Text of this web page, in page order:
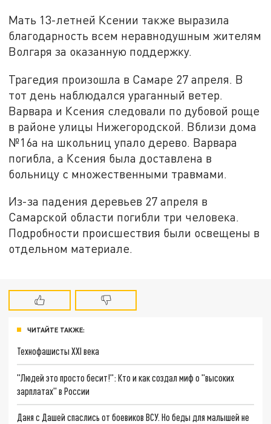
Мать 13-летней Ксении также выразила
благодарность всем неравнодушным жителям
Волгаря за оказанную поддержку.
Трагедия произошла в Самаре 27 апреля. В
тот день наблюдался ураганный ветер.
Варвара и Ксения следовали по дубовой роще
в районе улицы Нижегородской. Вблизи дома
№16а на школьниц упало дерево. Варвара
погибла, а Ксения была доставлена в
больницу с множественными травмами.
Из-за падения деревьев 27 апреля в
Самарской области погибли три человека.
Подробности происшествия были освещены в
отдельном материале.
ЧИТАЙТЕ ТАКЖЕ:
Технофашисты XXI века
"Людей это просто бесит!": Кто и как создал миф о "высоких
зарплатах" в России
Даня с Дашей спаслись от боевиков ВСУ. Но беды для малышей не